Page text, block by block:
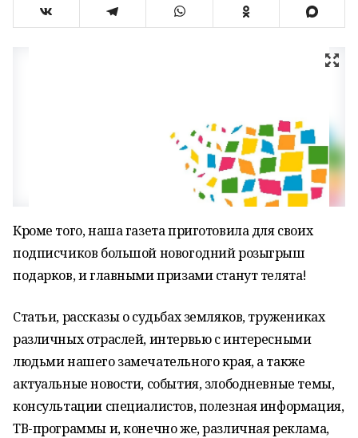
Кроме того, наша газета приготовила для своих
подписчиков большой новогодний розыгрыш
подарков, и главными призами станут телята!
Статьи, рассказы о судьбах земляков, тружениках
различных отраслей, интервью с интересными
людьми нашего замечательного края, а также
актуальные новости, события, злободневные темы,
консультации специалистов, полезная информация,
ТВ-программы и, конечно же, различная реклама,